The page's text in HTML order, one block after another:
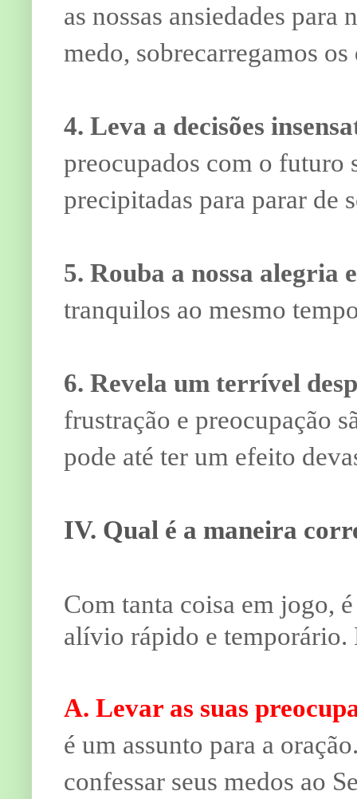
as nossas ansiedades para
medo, sobrecarregamos
4. Leva a decisões
preocupados com o futuro
precipitadas para parar de
5. Rouba a nossa alegria
tranquilos ao mesmo
6. Revela um terrível
frustração e preocupação
pode até ter um efeito
IV. Qual é a maneira
Com tanta coisa em jogo,
alívio rápido e temporário.
A. Levar as suas
é um assunto para a
confessar seus medos ao